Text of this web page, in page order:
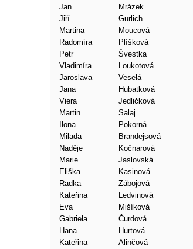
Jan
Mrázek
Jiří
Gurlich
Martina
Moucová
Radomíra
Plíšková
Petr
Švestka
Vladimíra
Loukotová
Jaroslava
Veselá
Jana
Hubatková
Viera
Jedličková
Martin
Salaj
Ilona
Pokorná
Milada
Brandejsová
Naděje
Kočnarová
Marie
Jaslovská
Eliška
Kasinová
Radka
Zábojová
Kateřina
Ledvinová
Eva
Mišíková
Gabriela
Čurdová
Hana
Hurtová
Kateřina
Alinčová